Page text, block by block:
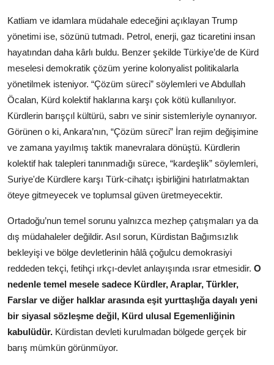
Katliam ve idamlara müdahale edeceğini açıklayan Trump
yönetimi ise, sözünü tutmadı. Petrol, enerji, gaz ticaretini insan
hayatından daha kârlı buldu. Benzer şekilde Türkiye’de de Kürd
meselesi demokratik çözüm yerine kolonyalist politikalarla
yönetilmek isteniyor. “Çözüm süreci” söylemleri ve Abdullah
Öcalan, Kürd kolektif haklarına karşı çok kötü kullanılıyor.
Kürdlerin barışçıl kültürü, sabrı ve sinir sistemleriyle oynanıyor.
Görünen o ki, Ankara’nın, “Çözüm süreci” İran rejim değişimine
ve zamana yayılmış taktik manevralara dönüştü. Kürdlerin
kolektif hak talepleri tanınmadığı sürece, “kardeşlik” söylemleri,
Suriye'de Kürdlere karşı Türk-cihatçı işbirliğini hatırlatmaktan
öteye gitmeyecek ve toplumsal güven üretmeyecektir.
Ortadoğu’nun temel sorunu yalnızca mezhep çatışmaları ya da
dış müdahaleler değildir. Asıl sorun, Kürdistan Bağımsızlık
bekleyişi ve bölge devletlerinin hâlâ çoğulcu demokrasiyi
reddeden tekçi, fetihçi ırkçı-devlet anlayışında ısrar etmesidir. O
nedenle temel mesele sadece Kürdler, Araplar, Türkler,
Farslar ve diğer halklar arasında eşit yurttaşlığa dayalı yeni
bir siyasal sözleşme değil, Kürd ulusal Egemenliğinin
kabulüdür. Kürdistan devleti kurulmadan bölgede gerçek bir
barış mümkün görünmüyor.